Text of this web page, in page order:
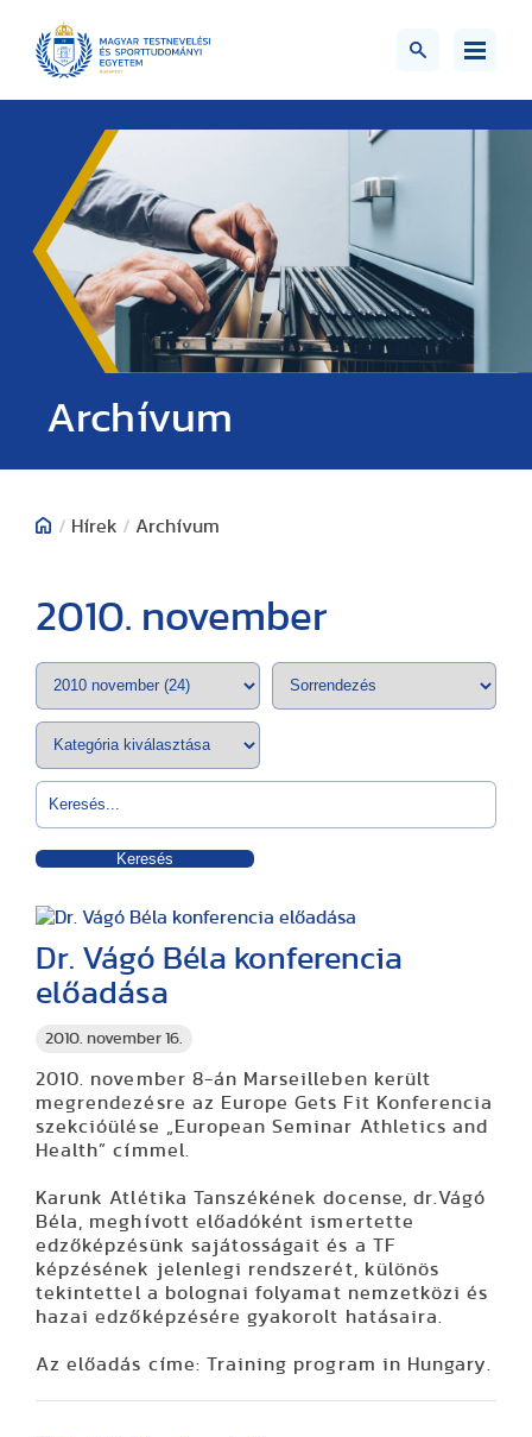
Archívum
/ Hírek / Archívum
2010. november
Keresés
2010. november 16.
Dr. Vágó Béla konferencia
előadása
2010. november 8-án Marseilleben került
megrendezésre az Europe Gets Fit Konferencia
szekcióülése „European Seminar Athletics and
Health” címmel.
Karunk Atlétika Tanszékének docense, dr.Vágó
Béla, meghívott előadóként ismertette
edzőképzésünk sajátosságait és a TF
képzésének jelenlegi rendszerét, különös
tekintettel a bolognai folyamat nemzetközi és
hazai edzőképzésére gyakorolt hatásaira.
Az előadás címe: Training program in Hungary.